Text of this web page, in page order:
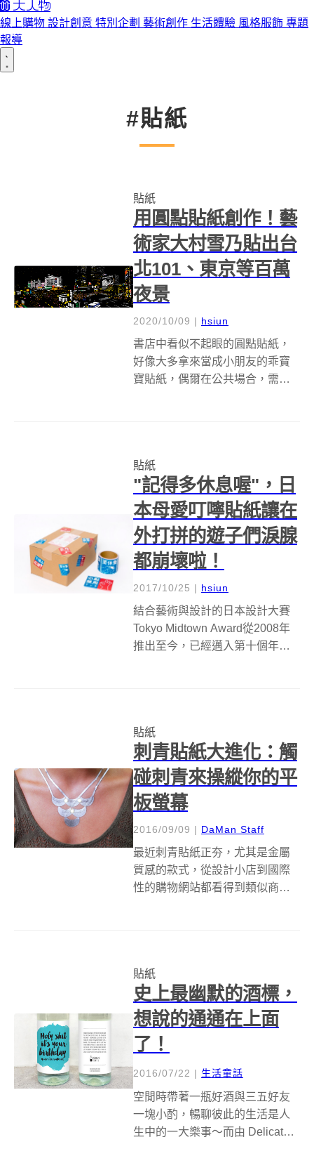
線上購物 設計創意 特別企劃 藝術創作 生活體驗 風格服飾 專題
報導
#貼紙
貼紙
用圓點貼紙創作！藝
術家大村雪乃貼出台
北101、東京等百萬
夜景
2020/10/09 | hsiun
書店中看似不起眼的圓點貼紙，
好像大多拿來當成小朋友的乖寶
寶貼紙，偶爾在公共場合，需要
夜景一樣美麗。 大村將攝影中常
用的散景技巧，...
貼紙
"記得多休息喔"，日
本母愛叮嚀貼紙讓在
外打拼的遊子們淚腺
都崩壞啦！
2017/10/25 | hsiun
結合藝術與設計的日本設計大賽
Tokyo Midtown Award從2008年
推出至今，已經邁入第十個年
シール」拿下二等獎...
貼紙
刺青貼紙大進化：觸
碰刺青來操縱你的平
板螢幕
2016/09/09 | DaMan Staff
最近刺青貼紙正夯，尤其是金屬
質感的款式，從設計小店到國際
性的購物網站都看得到類似商
畫為 DuoSkin，目的在於研發出
可以...
貼紙
史上最幽默的酒標，
想說的通通在上面
了！
2016/07/22 | 生活童話
空閒時帶著一瓶好酒與三五好友
一塊小酌，暢聊彼此的生活是人
生中的一大樂事～而由 Delicate